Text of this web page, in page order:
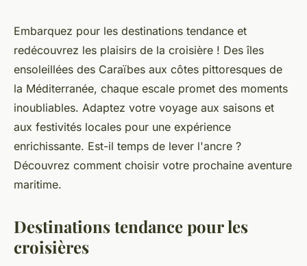
Les top destinations en
croisière
admin•5 avril 2024•2 min de lecture
Embarquez pour les destinations tendance et
redécouvrez les plaisirs de la croisière ! Des îles
ensoleillées des Caraïbes aux côtes pittoresques de
la Méditerranée, chaque escale promet des moments
inoubliables. Adaptez votre voyage aux saisons et
aux festivités locales pour une expérience
enrichissante. Est-il temps de lever l'ancre ?
Découvrez comment choisir votre prochaine aventure
maritime.
Destinations tendance pour les
croisières